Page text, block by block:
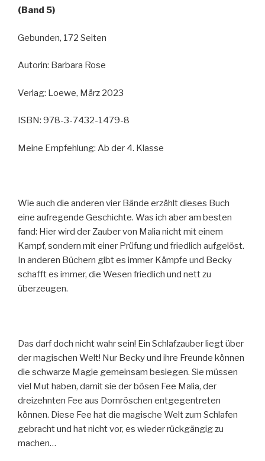
(Band 5)
Gebunden, 172 Seiten
Autorin: Barbara Rose
Verlag: Loewe, März 2023
ISBN: 978-3-7432-1479-8
Meine Empfehlung: Ab der 4. Klasse
Wie auch die anderen vier Bände erzählt dieses Buch
eine aufregende Geschichte. Was ich aber am besten
fand: Hier wird der Zauber von Malia nicht mit einem
Kampf, sondern mit einer Prüfung und friedlich aufgelöst.
In anderen Büchern gibt es immer Kämpfe und Becky
schafft es immer, die Wesen friedlich und nett zu
überzeugen.
Das darf doch nicht wahr sein! Ein Schlafzauber liegt über
der magischen Welt! Nur Becky und ihre Freunde können
die schwarze Magie gemeinsam besiegen. Sie müssen
viel Mut haben, damit sie der bösen Fee Malia, der
dreizehnten Fee aus Dornröschen entgegentreten
können. Diese Fee hat die magische Welt zum Schlafen
gebracht und hat nicht vor, es wieder rückgängig zu
machen…